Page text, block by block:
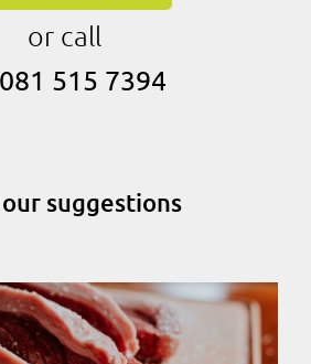
or call
081 515 7394
suggestions